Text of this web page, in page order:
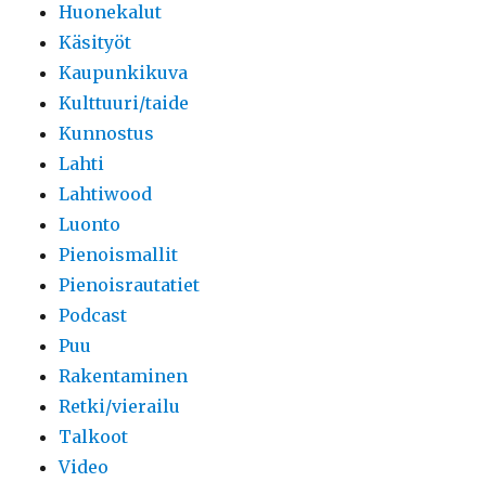
Huonekalut
Käsityöt
Kaupunkikuva
Kulttuuri/taide
Kunnostus
Lahti
Lahtiwood
Luonto
Pienoismallit
Pienoisrautatiet
Podcast
Puu
Rakentaminen
Retki/vierailu
Talkoot
Video